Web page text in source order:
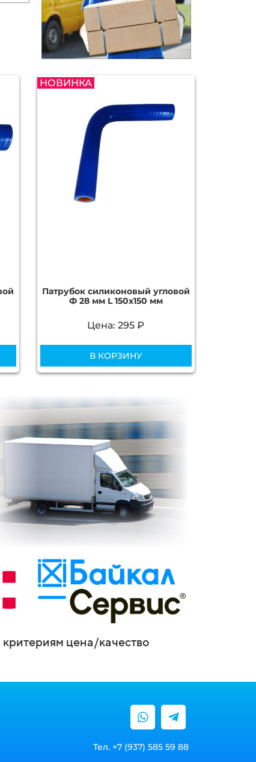
НОВИНКА
Патрубок силиконовый угловой
Ф 28 мм L 150х150 мм
Цена: 295 ₽
В КОРЗИНУ
цена/качество
Тел. +7 (937) 585 59 88